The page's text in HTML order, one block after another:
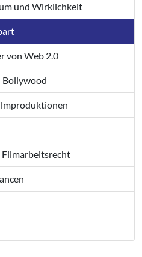
und Wirklichkeit
von Web 2.0
Bollywood